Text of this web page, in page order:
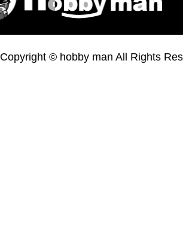
Copyright © hobby man All Rights